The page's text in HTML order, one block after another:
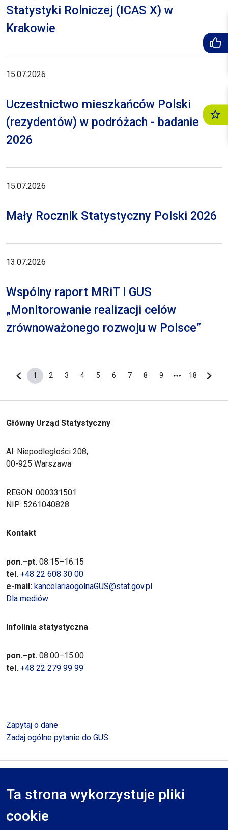
Ta strona wykorzystuje pliki
cookie
Statystyki Rolniczej (ICAS X) w
Krakowie
15.07.2026
Uczestnictwo mieszkańców Polski
(rezydentów) w podróżach - badanie
2026
15.07.2026
Mały Rocznik Statystyczny Polski 2026
13.07.2026
Wspólny raport MRiT i GUS
„Monitorowanie realizacji celów
zrównoważonego rozwoju w Polsce”
Poprzednia strona
Bieżąca strona
1
Strona
2
Strona
3
Strona
4
Strona
5
Strona
6
Strona
7
Strona
8
Strona
9
Ostatnia
18
Główny Urząd Statystyczny
Al. Niepodległości 208,
00-925 Warszawa
REGON: 000331501
NIP: 5261040828
Kontakt
pon.–pt. 08:15–16:15
tel. +48 22 608 30 00
e-mail: kancelariaogolnaGUS@stat.gov.pl
Dla mediów
Infolinia statystyczna
pon.–pt. 08:00–15:00
tel. +48 22 279 99 99
Zapytaj o dane
Zadaj ogólne pytanie do GUS
RODO